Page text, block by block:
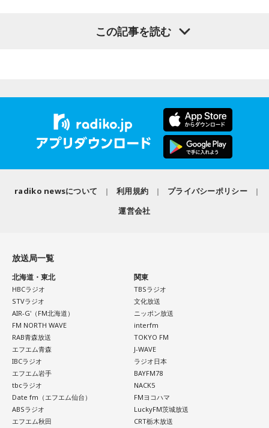
ただ、あれだけケガ人が出て、誰が出ても同じようなサッカ
藤木：そんな日本代表を僕たちも応援したいと思います。
（左から）福田正博さん、藤木直人、高見侑里
番組名：SPORTS BEAT supported by TOYOTA
放送日時：毎週土曜 10:00～10:50
番組Webサイト：
https://jfn-pods.com/program/27400
音声コンテンツプラットフォーム「JFN Pods」ではスペシャ
ル音声も配信中！
それは何でしたか？次の中から近いものを1つ選んでくださ
1． 鳩のぬいぐるみ
3． 買ったばかりの乾電池
あなたの「究極の裏の顔」です。
とっさに握りしめたものは、あなたが窮地で無意識に守ろう
とする「本当に大切なもの」を暗示しています。冷静ではい
られない極限の場面でこそ、普段は隠れているあなたの本性
が表に出るのです。
【解答】
1．鳩のぬいぐるみ……本性は「愛情深い天使」
鳩のぬいぐるみは「愛情」を暗示しています。あなたは追い
詰められても、自分より大切な誰かを思い浮かべる、利他的
なタイプ。窮地でこそ人にやさしくできる、あたたかい心の
持ち主です。ただ、自分を後回しにしすぎないよう気をつけ
てください。
この記事を読む
radiko newsについて 利用規約
プライバシーポリシー
運営会社
放送局一覧
北海道・東北
HBCラジオ
STVラジオ
AIR-G'（FM北海道）
FM NORTH WAVE
RAB青森放送
エフエム青森
IBCラジオ
エフエム岩手
tbcラジオ
Date fm（エフエム仙台）
ABSラジオ
エフエム秋田
関東
TBSラジオ
文化放送
ニッポン放送
interfm
TOKYO FM
J-WAVE
ラジオ日本
BAYFM78
NACK5
FMヨコハマ
LuckyFM茨城放送
CRT栃木放送